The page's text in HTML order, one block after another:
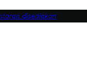
disediakan